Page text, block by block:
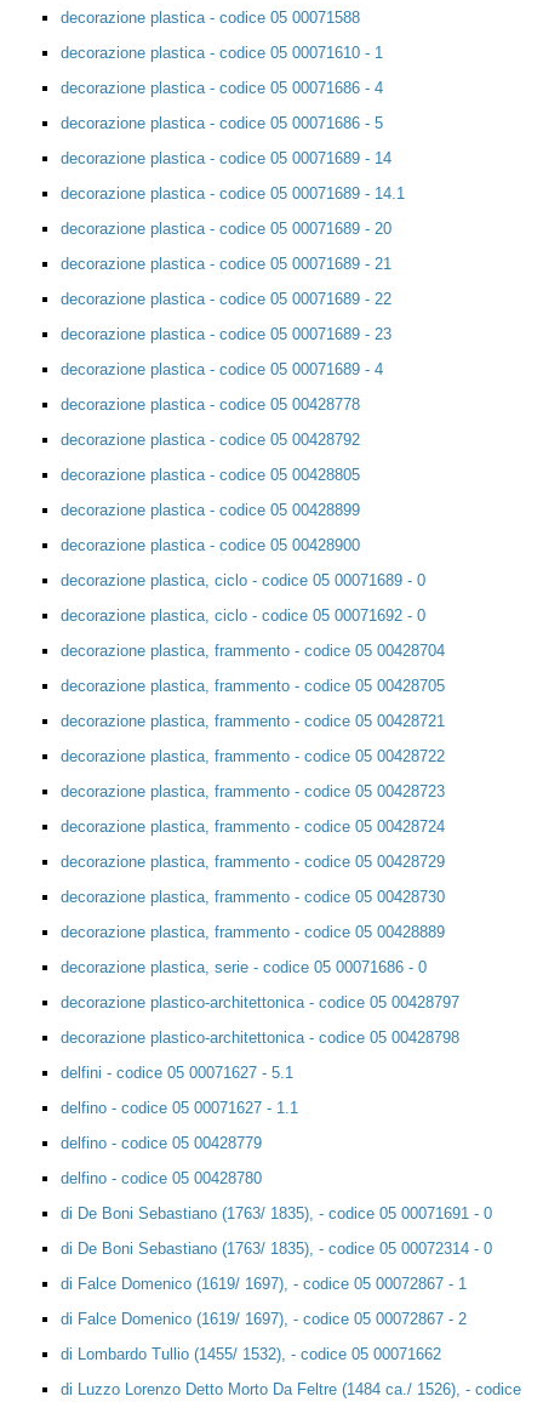
decorazione plastica - codice 05 00071588
decorazione plastica - codice 05 00071610 - 1
decorazione plastica - codice 05 00071686 - 4
decorazione plastica - codice 05 00071686 - 5
decorazione plastica - codice 05 00071689 - 14
decorazione plastica - codice 05 00071689 - 14.1
decorazione plastica - codice 05 00071689 - 20
decorazione plastica - codice 05 00071689 - 21
decorazione plastica - codice 05 00071689 - 22
decorazione plastica - codice 05 00071689 - 23
decorazione plastica - codice 05 00071689 - 4
decorazione plastica - codice 05 00428778
decorazione plastica - codice 05 00428792
decorazione plastica - codice 05 00428805
decorazione plastica - codice 05 00428899
decorazione plastica - codice 05 00428900
decorazione plastica, ciclo - codice 05 00071689 - 0
decorazione plastica, ciclo - codice 05 00071692 - 0
decorazione plastica, frammento - codice 05 00428704
decorazione plastica, frammento - codice 05 00428705
decorazione plastica, frammento - codice 05 00428721
decorazione plastica, frammento - codice 05 00428722
decorazione plastica, frammento - codice 05 00428723
decorazione plastica, frammento - codice 05 00428724
decorazione plastica, frammento - codice 05 00428729
decorazione plastica, frammento - codice 05 00428730
decorazione plastica, frammento - codice 05 00428889
decorazione plastica, serie - codice 05 00071686 - 0
decorazione plastico-architettonica - codice 05 00428797
decorazione plastico-architettonica - codice 05 00428798
delfini - codice 05 00071627 - 5.1
delfino - codice 05 00071627 - 1.1
delfino - codice 05 00428779
delfino - codice 05 00428780
di De Boni Sebastiano (1763/ 1835), - codice 05 00071691 - 0
di De Boni Sebastiano (1763/ 1835), - codice 05 00072314 - 0
di Falce Domenico (1619/ 1697), - codice 05 00072867 - 1
di Falce Domenico (1619/ 1697), - codice 05 00072867 - 2
di Lombardo Tullio (1455/ 1532), - codice 05 00071662
di Luzzo Lorenzo Detto Morto Da Feltre (1484 ca./ 1526), - codice